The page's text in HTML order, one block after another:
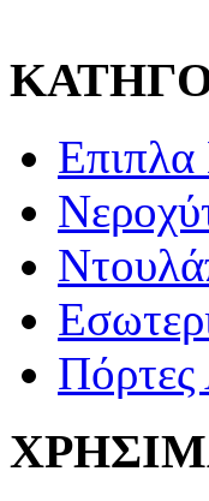
Επιπλα
Πόρτες